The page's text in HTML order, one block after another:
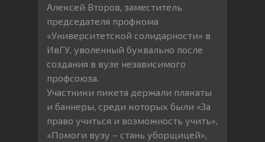
Алексей Второв, заместитель
председателя профкома
«Университетской солидарности» в
ИвГУ, уволенный буквально после
создания в вузе независимого
профсоюза.
Участники пикета держали плакаты
и баннеры, среди которых были «За
право учиться и возможность учить»,
«Помоги вузу – стань уборщицей»,